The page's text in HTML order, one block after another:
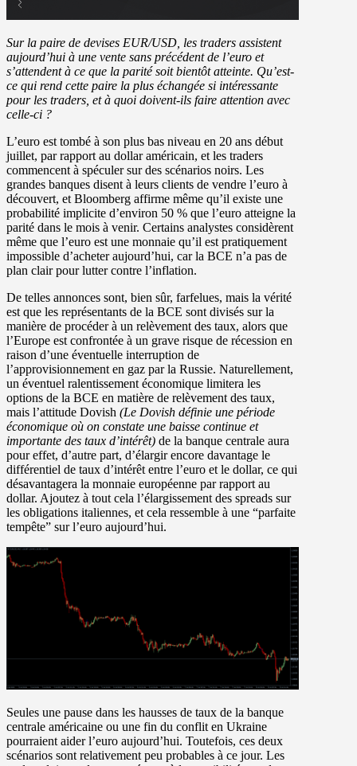
Sur la paire de devises EUR/USD, les traders assistent
aujourd’hui à une vente sans précédent de l’euro et
s’attendent à ce que la parité soit bientôt atteinte. Qu’est-
ce qui rend cette paire la plus échangée si intéressante
pour les traders, et à quoi doivent-ils faire attention avec
celle-ci ?
L’euro est tombé à son plus bas niveau en 20 ans début
juillet, par rapport au dollar américain, et les traders
commencent à spéculer sur des scénarios noirs. Les
grandes banques disent à leurs clients de vendre l’euro à
découvert, et Bloomberg affirme même qu’il existe une
probabilité implicite d’environ 50 % que l’euro atteigne la
parité dans le mois à venir. Certains analystes considèrent
même que l’euro est une monnaie qu’il est pratiquement
impossible d’acheter aujourd’hui, car la BCE n’a pas de
plan clair pour lutter contre l’inflation.
De telles annonces sont, bien sûr, farfelues, mais la vérité
est que les représentants de la BCE sont divisés sur la
manière de procéder à un relèvement des taux, alors que
l’Europe est confrontée à un grave risque de récession en
raison d’une éventuelle interruption de
l’approvisionnement en gaz par la Russie. Naturellement,
un éventuel ralentissement économique limitera les
options de la BCE en matière de relèvement des taux,
mais l’attitude Dovish (Le Dovish définie une période
économique où on constate une baisse continue et
importante des taux d’intérêt) de la banque centrale aura
pour effet, d’autre part, d’élargir encore davantage le
différentiel de taux d’intérêt entre l’euro et le dollar, ce qui
désavantagera la monnaie européenne par rapport au
dollar. Ajoutez à tout cela l’élargissement des spreads sur
les obligations italiennes, et cela ressemble à une “parfaite
tempête” sur l’euro aujourd’hui.
Seules une pause dans les hausses de taux de la banque
centrale américaine ou une fin du conflit en Ukraine
pourraient aider l’euro aujourd’hui. Toutefois, ces deux
scénarios sont relativement peu probables à ce jour. Les